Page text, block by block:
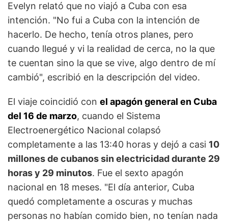
Evelyn relató que no viajó a Cuba con esa
intención. "No fui a Cuba con la intención de
hacerlo. De hecho, tenía otros planes, pero
cuando llegué y vi la realidad de cerca, no la que
te cuentan sino la que se vive, algo dentro de mí
cambió", escribió en la descripción del video.
El viaje coincidió con el apagón general en Cuba
del 16 de marzo, cuando el Sistema
Electroenergético Nacional colapsó
completamente a las 13:40 horas y dejó a casi 10
millones de cubanos sin electricidad durante 29
horas y 29 minutos. Fue el sexto apagón
nacional en 18 meses. "El día anterior, Cuba
quedó completamente a oscuras y muchas
personas no habían comido bien, no tenían nada